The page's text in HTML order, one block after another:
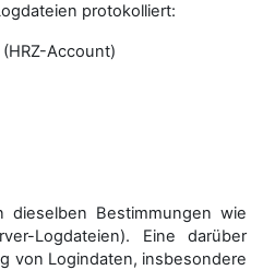
protokolliert:
Account)
dieselben Bestimmungen wie
Logdateien). Eine darüber
von Logindaten, insbesondere